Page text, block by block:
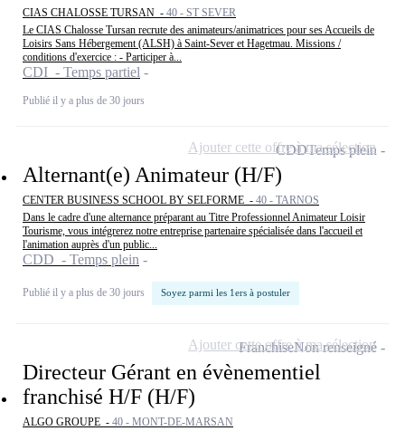
CIAS CHALOSSE TURSAN - 40 - ST SEVER
Le CIAS Chalosse Tursan recrute des animateurs/animatrices pour ses Accueils de
Loisirs Sans Hébergement (ALSH) à Saint-Sever et Hagetmau. Missions /
conditions d'exercice : - Participer à...
CDI - Temps partiel
Publié il y a plus de 30 jours
Alternant(e) Animateur (H/F)
CENTER BUSINESS SCHOOL BY SELFORME - 40 - TARNOS
Dans le cadre d'une alternance préparant au Titre Professionnel Animateur Loisir
Tourisme, vous intégrerez notre entreprise partenaire spécialisée dans l'accueil et
l'animation auprès d'un public...
CDD - Temps plein
Publié il y a plus de 30 jours Soyez parmi les 1ers à postuler
CDDTemps plein
Ajouter cette offre à ma sélection
Directeur Gérant en évènementiel
franchisé H/F (H/F)
ALGO GROUPE - 40 - MONT-DE-MARSAN
FranchiseNon renseigné
Ajouter cette offre à ma sélection